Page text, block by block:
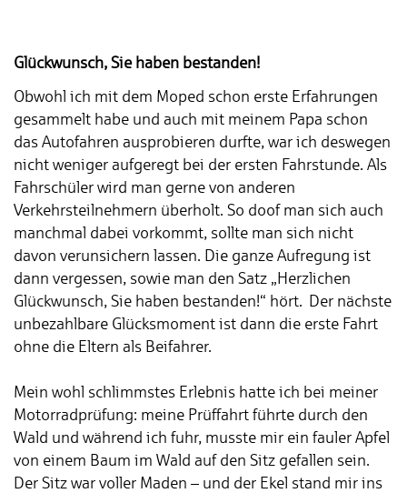
Glückwunsch, Sie haben bestanden!
Obwohl ich mit dem Moped schon erste Erfahrungen
gesammelt habe und auch mit meinem Papa schon
das Autofahren ausprobieren durfte, war ich deswegen
nicht weniger aufgeregt bei der ersten Fahrstunde. Als
Fahrschüler wird man gerne von anderen
Verkehrsteilnehmern überholt. So doof man sich auch
manchmal dabei vorkommt, sollte man sich nicht
davon verunsichern lassen. Die ganze Aufregung ist
dann vergessen, sowie man den Satz „Herzlichen
Glückwunsch, Sie haben bestanden!“ hört. Der nächste
unbezahlbare Glücksmoment ist dann die erste Fahrt
ohne die Eltern als Beifahrer.
Mein wohl schlimmstes Erlebnis hatte ich bei meiner
Motorradprüfung: meine Prüffahrt führte durch den
Wald und während ich fuhr, musste mir ein fauler Apfel
von einem Baum im Wald auf den Sitz gefallen sein.
Der Sitz war voller Maden – und der Ekel stand mir ins